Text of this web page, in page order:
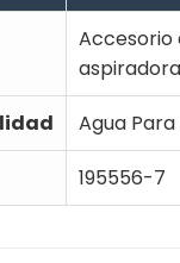
Accesorio
aspiradora
Agua Para
195556-7